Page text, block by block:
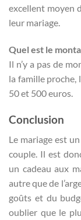
excellent moyen
leur mariage.
Quel est le
Il n’y a pas de
la famille
50 et 500 euros.
Conclusion
Le mariage est
couple. Il est
un cadeau aux
autre que de
goûts et du
oublier que le